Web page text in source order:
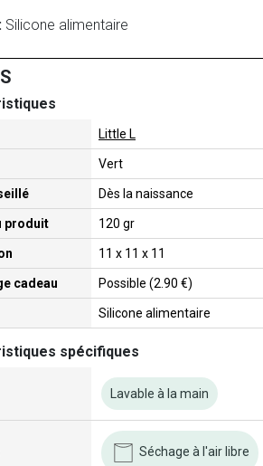
Silicone alimentaire
Little L
Vert
Dès la naissance
produit 120 gr
11 x 11 x 11
cadeau Possible (2.90 €)
Silicone alimentaire
spécifiques
Lavable à la main
Séchage à l'air libre